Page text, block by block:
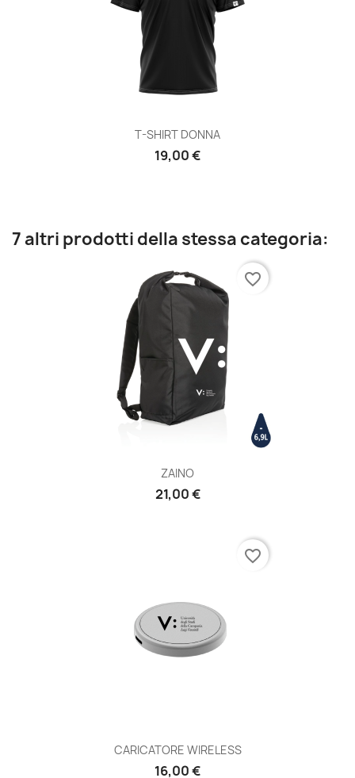
T-SHIRT DONNA
19,00 €
7 altri prodotti della stessa categoria:
ZAINO
21,00 €
favorite_border
CARICATORE WIRELESS
16,00 €
favorite_border